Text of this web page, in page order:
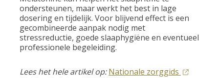
ondersteunen, maar werkt het best in lage
dosering en tijdelijk. Voor blijvend effect is een
gecombineerde aanpak nodig met
stressreductie, goede slaaphygiëne en eventueel
professionele begeleiding.
Lees het hele artikel op: Nationale zorggids